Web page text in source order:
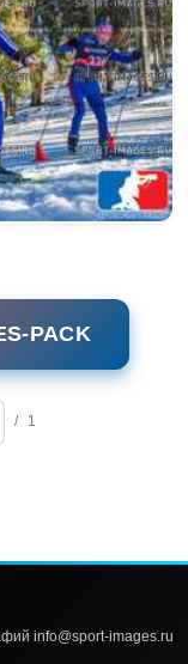
PACK
/ 1
info@sport-images.ru